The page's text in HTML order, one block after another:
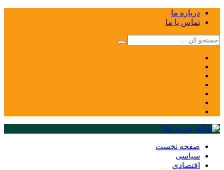
درباره ما
تماس با ما
صفحه نخست
سیاسی
اقتصادی